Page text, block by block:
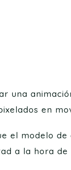
una
en
el modelo
a la hora